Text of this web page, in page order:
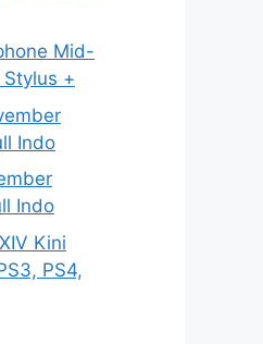
Mid-
Stylus +
Indo
Indo
Kini
PS4,